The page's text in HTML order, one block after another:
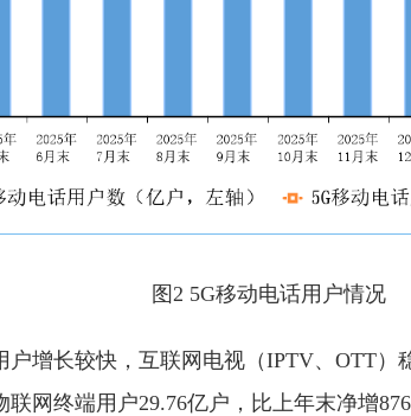
图2 5G移动电话用户情况
户增长较快，互联网电视（IPTV、OTT）
网终端用户29.76亿户，比上年末净增